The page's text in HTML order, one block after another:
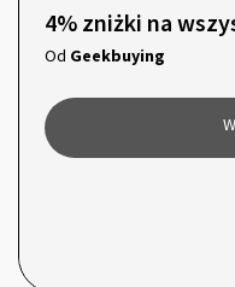
4% zniżki na
Od Geekbuying